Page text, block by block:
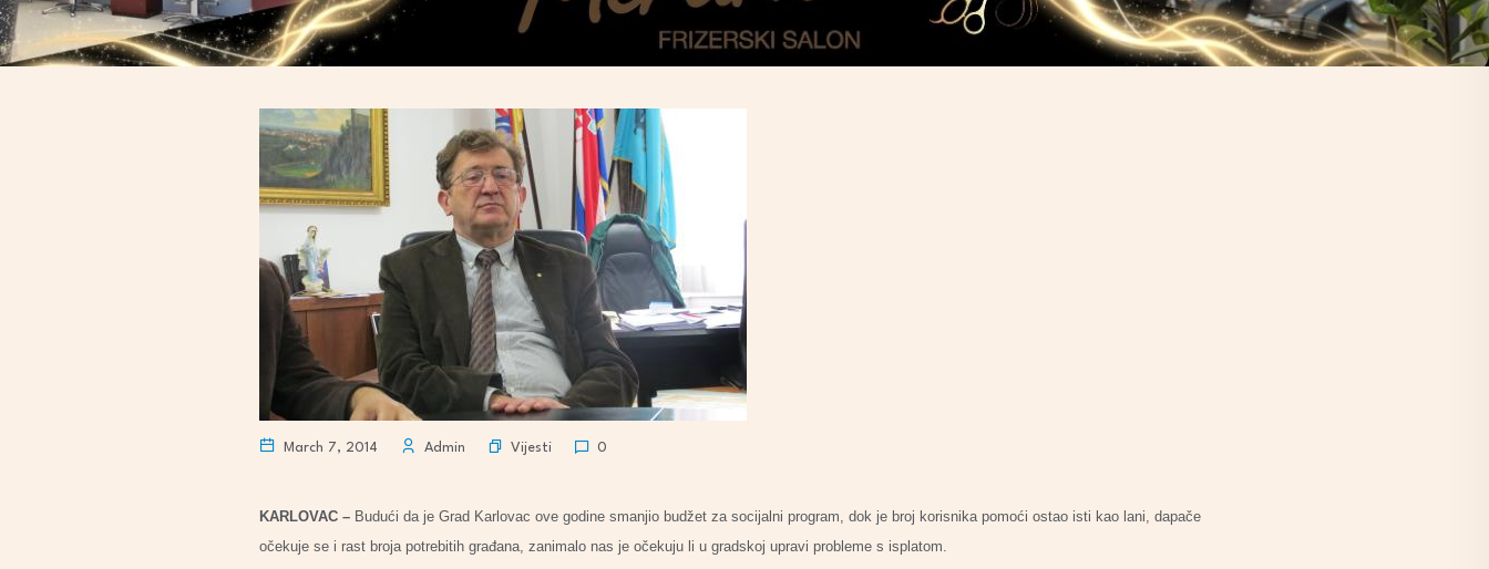
March 7, 2014 Admin Vijesti 0
KARLOVAC – Budući da je Grad Karlovac ove godine smanjio budžet za socijalni program, dok je broj korisnika pomoći ostao isti kao lani, dapače
očekuje se i rast broja potrebitih građana, zanimalo nas je očekuju li u gradskoj upravi probleme s isplatom.